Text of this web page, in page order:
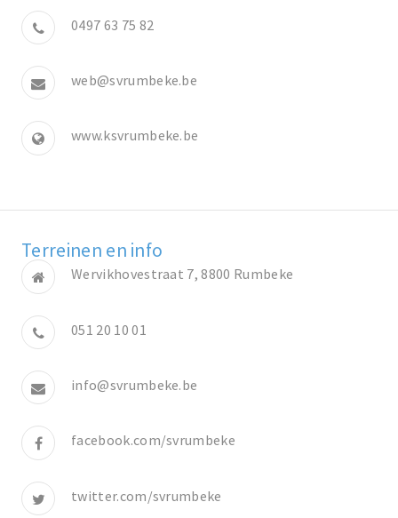
0497 63 75 82
web@svrumbeke.be
www.ksvrumbeke.be
Terreinen en info
Wervikhovestraat 7, 8800 Rumbeke
051 20 10 01
info@svrumbeke.be
facebook.com/svrumbeke
twitter.com/svrumbeke